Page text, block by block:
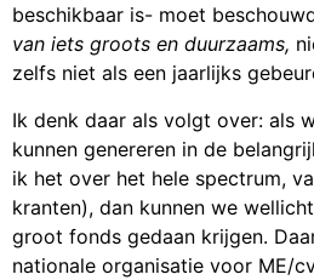
beschikbaar is- moet
van iets groots en duurzaams,
zelfs niet als een jaarlijks
Ik denk daar als volgt over: als
kunnen genereren in de
ik het over het hele spectrum,
kranten), dan kunnen we
groot fonds gedaan krijgen.
nationale organisatie voor ME/